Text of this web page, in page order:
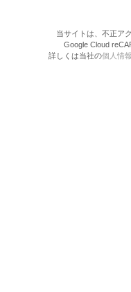
当サイトは、不正ア
Google Cloud
詳しくは当社の個人情